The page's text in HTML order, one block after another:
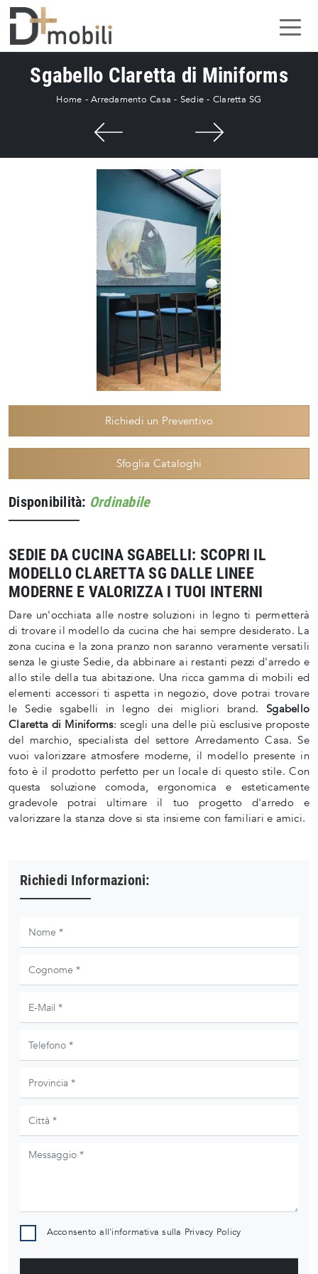
Sgabello Claretta di Miniforms
Home -Arredamento Casa - Sedie - Claretta SG
Richiedi un Preventivo
Sfoglia Cataloghi
Disponibilità: Ordinabile
SEDIE DA CUCINA SGABELLI: SCOPRI IL
MODELLO CLARETTA SG DALLE LINEE
MODERNE E VALORIZZA I TUOI INTERNI
Dare un'occhiata alle nostre soluzioni in legno ti permetterà
di trovare il modello da cucina che hai sempre desiderato. La
zona cucina e la zona pranzo non saranno veramente versatili
senza le giuste Sedie, da abbinare ai restanti pezzi d'arredo e
allo stile della tua abitazione. Una ricca gamma di mobili ed
elementi accessori ti aspetta in negozio, dove potrai trovare
le Sedie sgabelli in legno dei migliori brand. Sgabello
Claretta di Miniforms: scegli una delle più esclusive proposte
del marchio, specialista del settore Arredamento Casa. Se
vuoi valorizzare atmosfere moderne, il modello presente in
foto è il prodotto perfetto per un locale di questo stile. Con
questa soluzione comoda, ergonomica e esteticamente
gradevole potrai ultimare il tuo progetto d'arredo e
valorizzare la stanza dove si sta insieme con familiari e amici.
Richiedi Informazioni:
Acconsento all'informativa sulla Privacy Policy